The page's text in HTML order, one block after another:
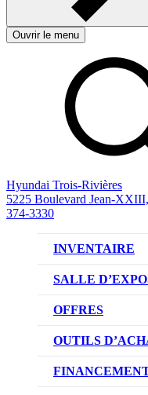
Ouvrir le menu
Hyundai Trois-Rivières
5225 Boulevard Jean-
374-3330
INVENTAIRE
VÉHICULES
SALLE
OFFRES
OFFRE DE
OFFRES DU
OUTILS
CL!QUEZ